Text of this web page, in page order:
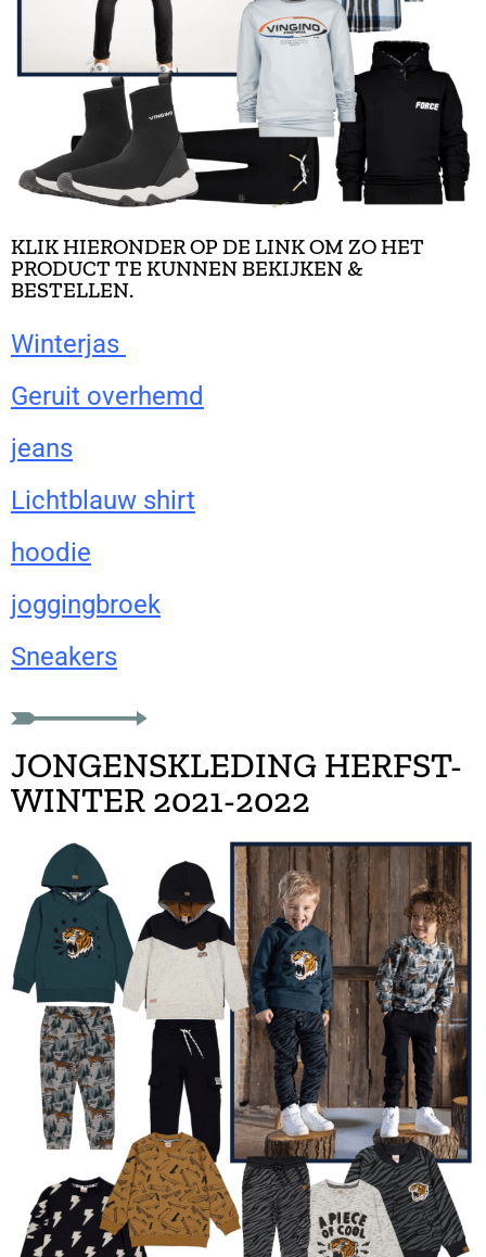
KLIK HIERONDER OP DE LINK OM ZO HET
PRODUCT TE KUNNEN BEKIJKEN &
BESTELLEN.
Winterjas
Geruit overhemd
jeans
Lichtblauw shirt
hoodie
joggingbroek
Sneakers
JONGENSKLEDING HERFST-
WINTER 2021-2022